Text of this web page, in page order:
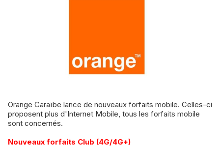
Orange Caraïbe lance de nouveaux forfaits mobile. Celles-ci
proposent plus d'Internet Mobile, tous les forfaits mobile
sont concernés.
Nouveaux forfaits Club (4G/4G+)